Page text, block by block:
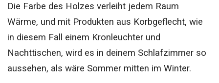
Die Farbe des Holzes verleiht jedem Raum
Wärme, und mit Produkten aus Korbgeflecht, wie
in diesem Fall einem Kronleuchter und
Nachttischen, wird es in deinem Schlafzimmer so
aussehen, als wäre Sommer mitten im Winter.